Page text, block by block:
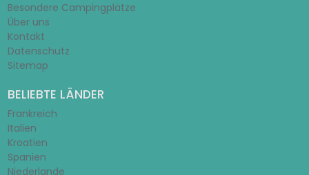
Besondere Campingplätze
Über uns
Kontakt
Datenschutz
Sitemap
BELIEBTE LÄNDER
Frankreich
Italien
Kroatien
Spanien
Niederlande